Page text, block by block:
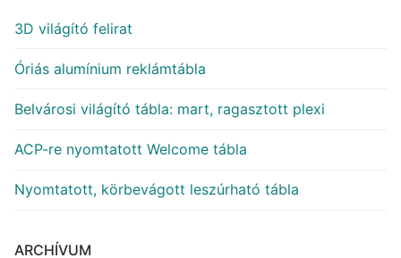
3D világító felirat
Óriás alumínium reklámtábla
Belvárosi világító tábla: mart, ragasztott plexi
ACP-re nyomtatott Welcome tábla
Nyomtatott, körbevágott leszúrható tábla
ARCHÍVUM